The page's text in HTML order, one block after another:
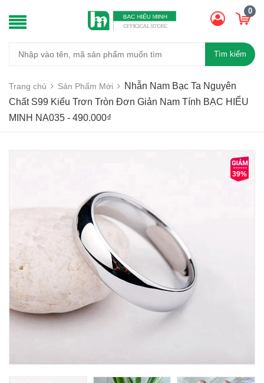
0
Tìm kiếm
Trang chủ Sản Phẩm Mới
Nhẫn Nam Bạc Ta Nguyên
Chất S99 Kiểu Trơn Tròn Đơn Giản Nam Tính BẠC HIỂU
MINH NA035 - 490.000₫
39%